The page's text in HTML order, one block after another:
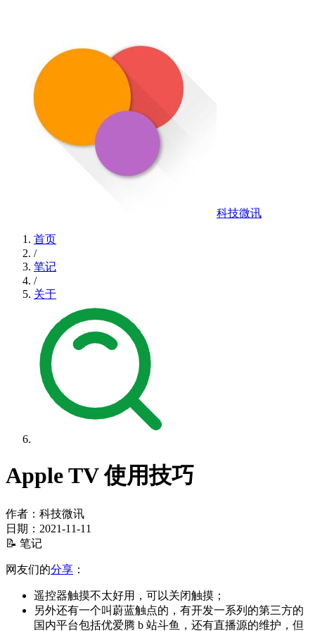
科技微讯
首页
/
笔记
/
关于
Apple TV 使用技巧
作者：科技微讯
日期： 2021-11-11
📝 笔记
网友们的分享 ：
遥控器触摸不太好用，可以关闭触摸；
另外还有一个叫蔚蓝触点的，有开发一系列的第三方的
国内平台包括优爱腾 b 站斗鱼，还有直播源的维护，但